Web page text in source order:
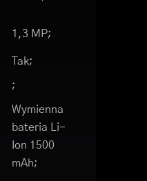
1,3 MP;
Tak;
;
Wymienna
bateria Li-
Ion 1500
mAh;